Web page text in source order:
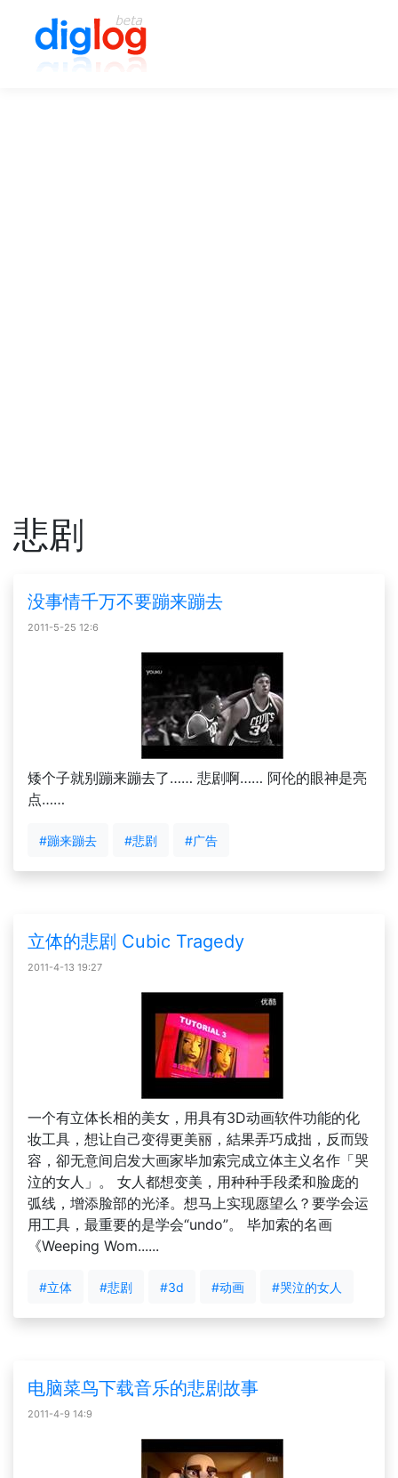
悲剧
没事情千万不要蹦来蹦去
2011-5-25 12:6
矮个子就别蹦来蹦去了…… 悲剧啊…… 阿伦的眼神是亮
点……
#蹦来蹦去 #悲剧 #广告
立体的悲剧 Cubic Tragedy
2011-4-13 19:27
一个有立体长相的美女，用具有3D动画软件功能的化
妆工具，想让自己变得更美丽，結果弄巧成拙，反而毁
容，卻无意间启发大画家毕加索完成立体主义名作「哭
泣的女人」。 女人都想变美，用种种手段柔和脸庞的
弧线，增添脸部的光泽。想马上实现愿望么？要学会运
用工具，最重要的是学会“undo”。 毕加索的名画
《Weeping Wom......
#立体 #悲剧 #3d #动画 #哭泣的女人
电脑菜鸟下载音乐的悲剧故事
2011-4-9 14:9